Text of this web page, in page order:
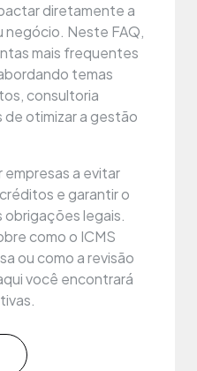
diretamente a
negócio. Neste FAQ,
mais frequentes
temas
consultoria
de otimizar a gestão
a evitar
e garantir o
obrigações legais.
como o ICMS
ou como a revisão
você encontrará